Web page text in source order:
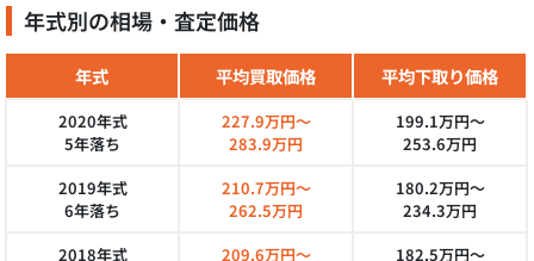
年式別の相場・査定価格
年式 平均買取価格 平均下取り価格
2020年式
5年落ち
227.9万円～
283.9万円
199.1万円～
253.6万円
2019年式
6年落ち
210.7万円～
262.5万円
180.2万円～
234.3万円
2018年式
209.6万円～
182.5万円～